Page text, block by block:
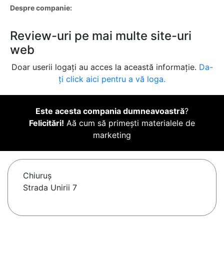
Despre companie:
Review-uri pe mai multe site-uri
web
Doar userii logați au acces la această informație. Da-
ți click aici pentru a vă loga.
Este acesta compania dumneavoastră?
Felicitări! Aă cum să primești materialele de
marketing
Chiuruş
Strada Unirii 7